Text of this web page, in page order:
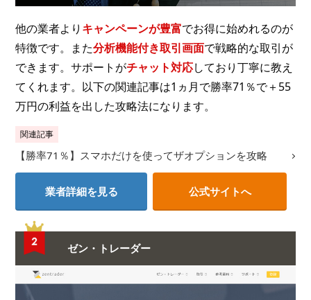
他の業者より キャンペーンが豊富でお得に始めれるのが
特徴です。また分析機能付き取引画面で戦略的な取引が
できます。サポートがチャット対応しており丁寧に教え
てくれます。以下の関連記事は1ヵ月で勝率71％で＋55
万円の利益を出した攻略法になります。
関連記事
【勝率71％】スマホだけを使ってザオプションを攻略
業者詳細を見る 公式サイトへ
ゼン・トレーダー